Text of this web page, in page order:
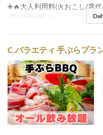
➕🔥大人利用料(火おこし/席
Sipariş Limiti 2 ~
C.バラエティ 手ぶらプラ